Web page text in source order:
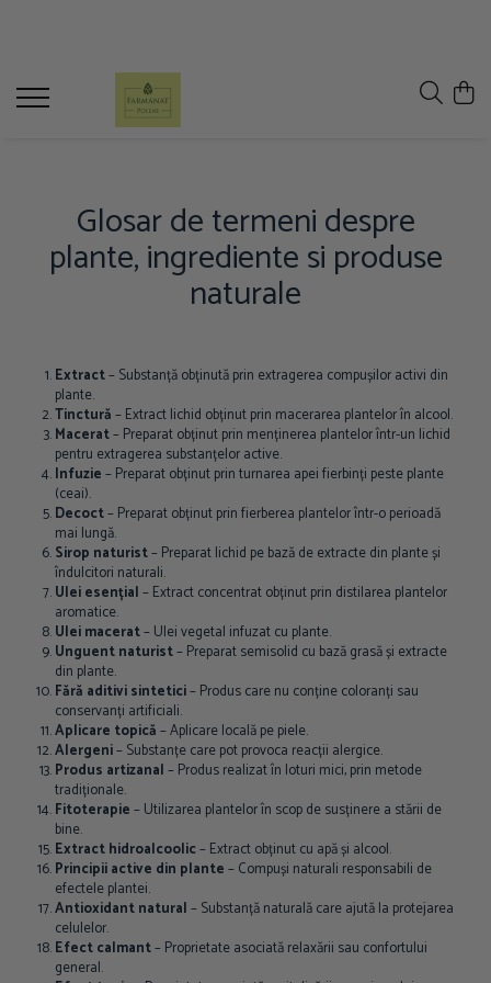
Ceaiuri naturale
Tincturi din plante medicinale
Glosar de termeni despre
plante, ingrediente si produse
naturale
Extract– Substanță obținută prin extragerea compușilor activi din
plante.
Tinctură– Extract lichid obținut prin macerarea plantelor în alcool.
Macerat– Preparat obținut prin menținerea plantelor într-un lichid
pentru extragerea substanțelor active.
Infuzie– Preparat obținut prin turnarea apei fierbinți peste plante
(ceai).
Decoct– Preparat obținut prin fierberea plantelor într-o perioadă
mai lungă.
Sirop naturist– Preparat lichid pe bază de extracte din plante și
îndulcitori naturali.
Ulei esențial– Extract concentrat obținut prin distilarea plantelor
aromatice.
Ulei macerat– Ulei vegetal infuzat cu plante.
Unguent naturist– Preparat semisolid cu bază grasă și extracte
din plante.
Fără aditivi sintetici– Produs care nu conține coloranți sau
conservanți artificiali.
Aplicare topică– Aplicare locală pe piele.
Alergeni– Substanțe care pot provoca reacții alergice.
Produs artizanal– Produs realizat în loturi mici, prin metode
tradiționale.
Fitoterapie– Utilizarea plantelor în scop de susținere a stării de
bine.
Extract hidroalcoolic– Extract obținut cu apă și alcool.
Principii active din plante– Compuși naturali responsabili de
efectele plantei.
Antioxidant natural– Substanță naturală care ajută la protejarea
celulelor.
Efect calmant– Proprietate asociată relaxării sau confortului
general.